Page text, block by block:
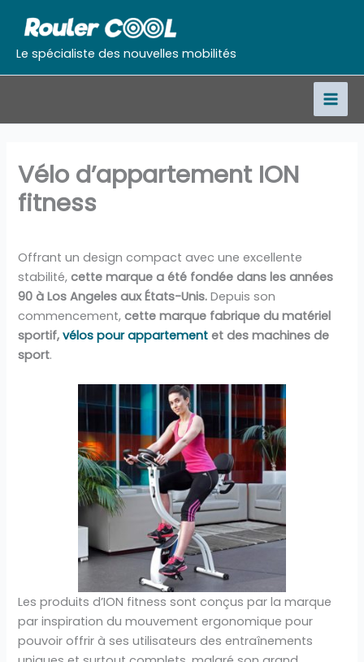
contenu
Le spécialiste des nouvelles mobilités
Vélo d’appartement ION
fitness
Offrant un design compact avec une excellente
stabilité, cette marque a été fondée dans les années
90 à Los Angeles aux États-Unis. Depuis son
commencement, cette marque fabrique du matériel
sportif,vélos pour appartement et des machines de
sport.
Les produits d’ION fitness sont conçus par la marque
par inspiration du mouvement ergonomique pour
pouvoir offrir à ses utilisateurs des entraînements